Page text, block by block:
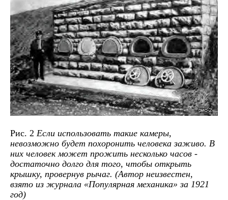
Рис. 2 Если использовать такие камеры,
невозможно будет похоронить человека заживо. В
них человек может прожить несколько часов -
достаточно долго для того, чтобы открыть
крышку, провернув рычаг. (Автор неизвестен,
взято из журнала «Популярная механика» за 1921
год)